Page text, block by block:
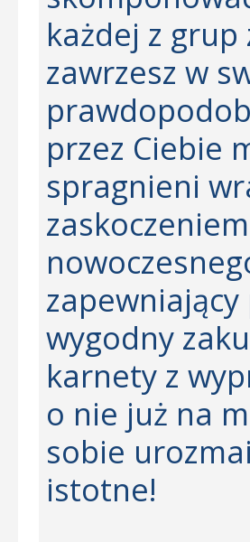
każdej z
zawrzesz w
przez Ciebie
spragnieni
wygodny
karnety z
o nie już na
sobie
istotne!